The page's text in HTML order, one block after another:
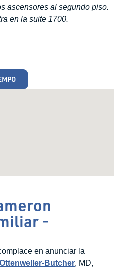
ascensores al segundo piso.
en la suite 1700.
-
en anunciar la
Butcher, MD,